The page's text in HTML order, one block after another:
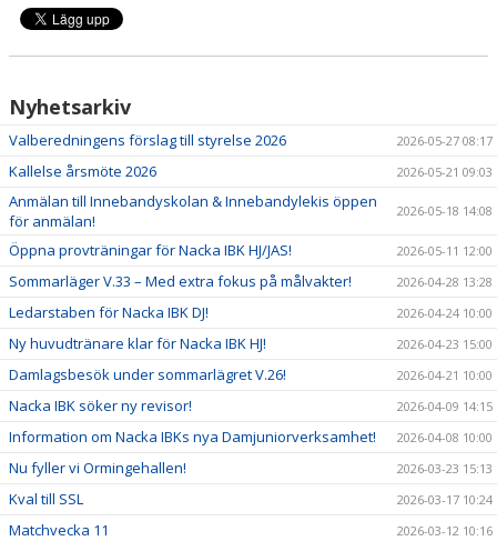
INNEBANDY PLAY
NACKAPOKALEN
DOMARE & MATCHLEDARE
Nyhetsarkiv
Valberedningens förslag till styrelse 2026 2026-05-27 08:17
Kallelse årsmöte 2026 2026-05-21 09:03
Anmälan till Innebandyskolan & Innebandylekis öppen
för anmälan!
2026-05-18 14:08
Öppna provträningar för Nacka IBK HJ/JAS! 2026-05-11 12:00
Sommarläger V.33 – Med extra fokus på målvakter! 2026-04-28 13:28
Ledarstaben för Nacka IBK DJ! 2026-04-24 10:00
Ny huvudtränare klar för Nacka IBK HJ! 2026-04-23 15:00
Damlagsbesök under sommarlägret V.26! 2026-04-21 10:00
Nacka IBK söker ny revisor! 2026-04-09 14:15
Information om Nacka IBKs nya Damjuniorverksamhet! 2026-04-08 10:00
Nu fyller vi Ormingehallen! 2026-03-23 15:13
Kval till SSL 2026-03-17 10:24
Matchvecka 11 2026-03-12 10:16